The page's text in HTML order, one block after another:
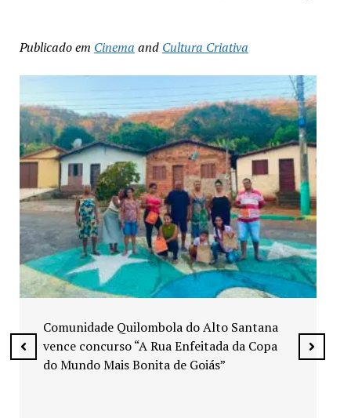
Publicado em Cinema and Cultura Criativa
Exposição “Arte em Cores” leva pinturas a
espaços públicos de Senador Canedo